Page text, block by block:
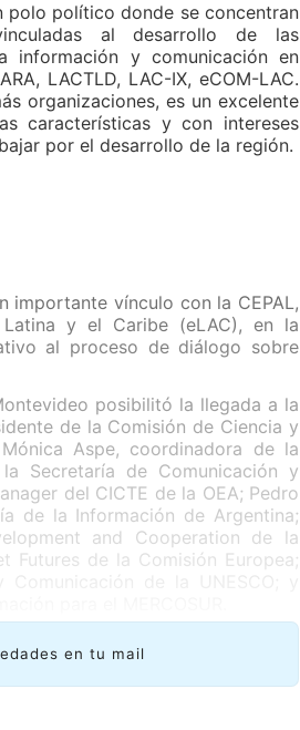
polo político donde se concentran
al desarrollo de las
información y comunicación en
LACTLD, LAC-IX, eCOM-LAC.
organizaciones, es un excelente
características y con intereses
por el desarrollo de la región.
importante vínculo con la CEPAL,
y el Caribe (eLAC), en la
al proceso de diálogo sobre
posibilitó la llegada a la
de la Comisión de Ciencia y
Aspe, coordinadora de la
Secretaría de Comunicación y
del CICTE de la OEA; Pedro
de la Información de Argentina;
and Cooperation de la
Futures de la Comisión Europea;
en tu mail